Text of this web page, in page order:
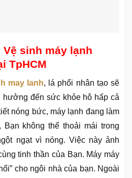
sinh máy lạnh
TpHCM
may lanh, lá phổi nhân tạo sẽ
hưởng đến sức khỏe hô hấp cả
nóng bức, máy lạnh đang làm
Bạn không thể thoải mái trong
ngạt vì nóng. Việc này ảnh
tinh thần của Bạn. Máy máy
cho ngôi nhà của bạn. Ngoài